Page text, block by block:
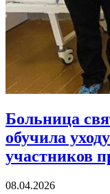
Больница
обучила
участников
08.04.2026